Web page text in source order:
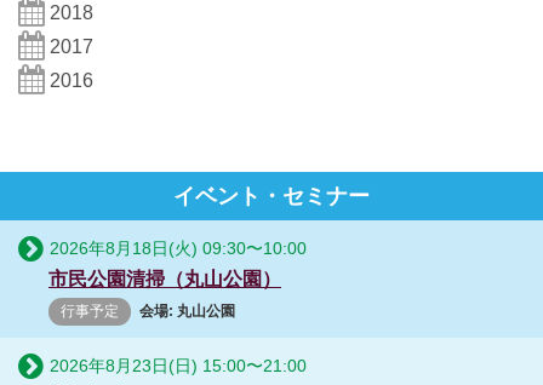
2018
2017
2016
イベント・セミナー
2026年8月18日(火) 09:30〜10:00
市民公園清掃（丸山公園）
行事予定 会場: 丸山公園
2026年8月23日(日) 15:00〜21:00